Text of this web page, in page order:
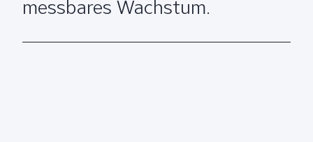
messbares Wachstum.